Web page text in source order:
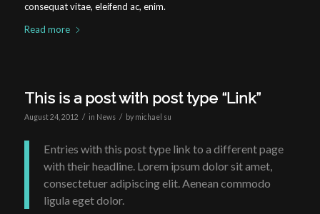
consequat vitae, eleifend ac, enim.
Read more
This is a post with post type “Link”
August 24, 2012 / in News / by michael su
Entries with this post type link to a different page
with their headline. Lorem ipsum dolor sit amet,
consectetuer adipiscing elit. Aenean commodo
ligula eget dolor.